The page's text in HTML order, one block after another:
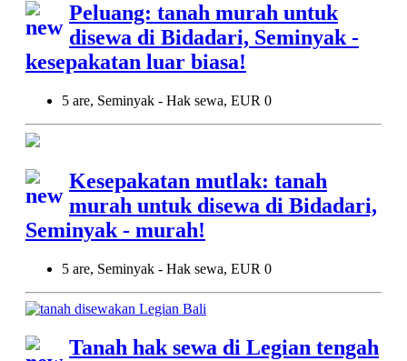
Peluang: tanah murah untuk
disewa di Bidadari, Seminyak -
kesepakatan luar biasa!
5 are, Seminyak - Hak sewa, EUR 0
Kesepakatan mutlak: tanah
murah untuk disewa di Bidadari,
Seminyak - murah!
5 are, Seminyak - Hak sewa, EUR 0
Tanah hak sewa di Legian tengah